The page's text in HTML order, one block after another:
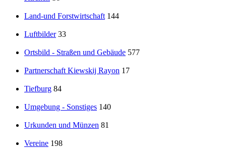
Land-und Forstwirtschaft 144
Luftbilder 33
Ortsbild - Straßen und Gebäude 577
Partnerschaft Kiewskij Rayon 17
Tiefburg 84
Umgebung - Sonstiges 140
Urkunden und Münzen 81
Vereine 198